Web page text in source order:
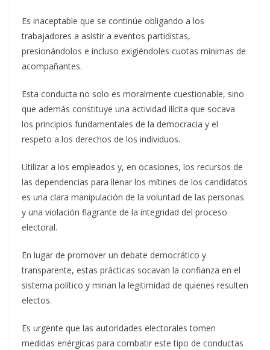
Es inaceptable que se continúe obligando a los
trabajadores a asistir a eventos partidistas,
presionándolos e incluso exigiéndoles cuotas mínimas de
acompañantes.
Esta conducta no solo es moralmente cuestionable, sino
que además constituye una actividad ilícita que socava
los principios fundamentales de la democracia y el
respeto a los derechos de los individuos.
Utilizar a los empleados y, en ocasiones, los recursos de
las dependencias para llenar los mítines de los candidatos
es una clara manipulación de la voluntad de las personas
y una violación flagrante de la integridad del proceso
electoral.
En lugar de promover un debate democrático y
transparente, estas prácticas socavan la confianza en el
sistema político y minan la legitimidad de quienes resulten
electos.
Es urgente que las autoridades electorales tomen
medidas enérgicas para combatir este tipo de conductas